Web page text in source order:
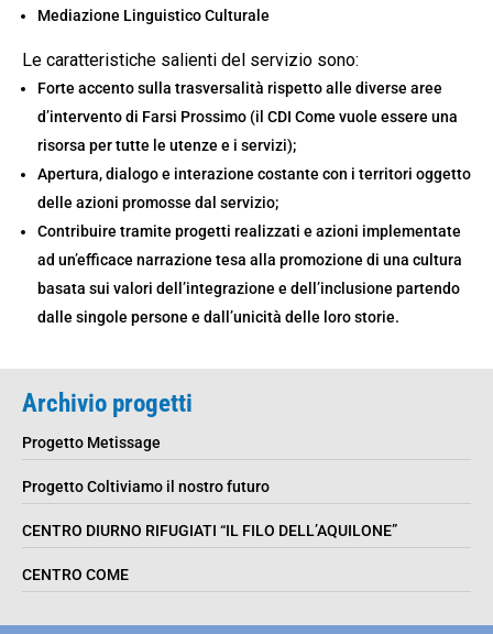
Mediazione Linguistico Culturale
Le caratteristiche salienti del servizio sono:
Forte accento sulla trasversalità rispetto alle diverse aree
d’intervento di Farsi Prossimo (il CDI Come vuole essere una
risorsa per tutte le utenze e i servizi);
Apertura, dialogo e interazione costante con i territori oggetto
delle azioni promosse dal servizio;
Contribuire tramite progetti realizzati e azioni implementate
ad un’efficace narrazione tesa alla promozione di una cultura
basata sui valori dell’integrazione e dell’inclusione partendo
dalle singole persone e dall’unicità delle loro storie.
Archivio progetti
Progetto Metissage
Progetto Coltiviamo il nostro futuro
CENTRO DIURNO RIFUGIATI “IL FILO DELL’AQUILONE”
CENTRO COME